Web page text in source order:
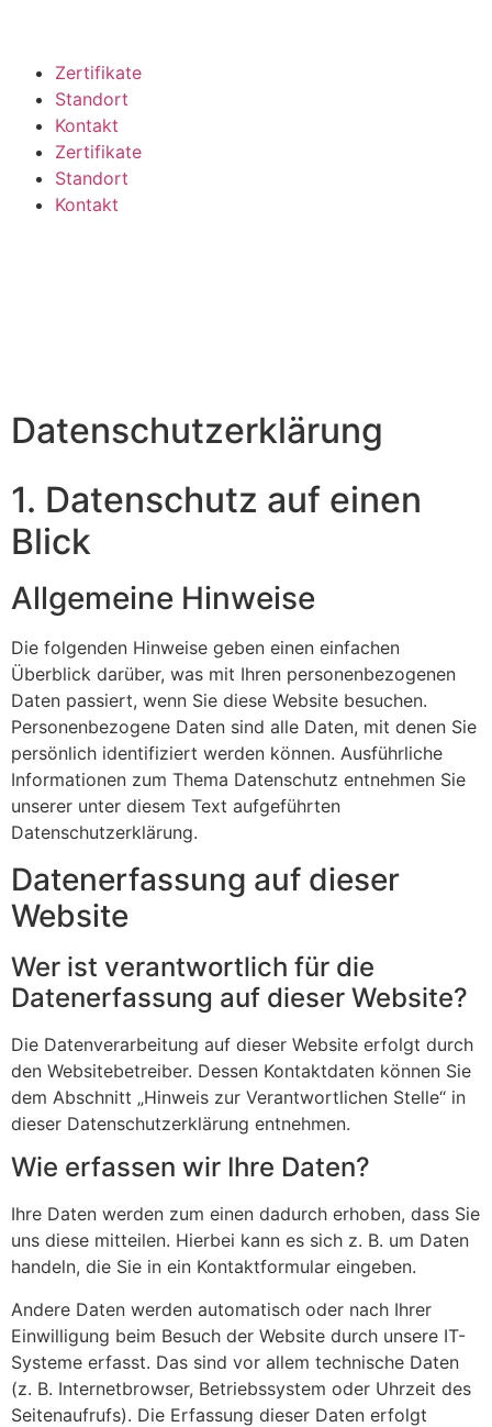
Zertifikate
Standort
Kontakt
Zertifikate
Standort
Kontakt
Datenschutzerklärung
1. Datenschutz auf einen
Blick
Allgemeine Hinweise
Die folgenden Hinweise geben einen einfachen
Überblick darüber, was mit Ihren personenbezogenen
Daten passiert, wenn Sie diese Website besuchen.
Personenbezogene Daten sind alle Daten, mit denen Sie
persönlich identifiziert werden können. Ausführliche
Informationen zum Thema Datenschutz entnehmen Sie
unserer unter diesem Text aufgeführten
Datenschutzerklärung.
Datenerfassung auf dieser
Website
Wer ist verantwortlich für die
Datenerfassung auf dieser Website?
Die Datenverarbeitung auf dieser Website erfolgt durch
den Websitebetreiber. Dessen Kontaktdaten können Sie
dem Abschnitt „Hinweis zur Verantwortlichen Stelle“ in
dieser Datenschutzerklärung entnehmen.
Wie erfassen wir Ihre Daten?
Ihre Daten werden zum einen dadurch erhoben, dass Sie
uns diese mitteilen. Hierbei kann es sich z. B. um Daten
handeln, die Sie in ein Kontaktformular eingeben.
Andere Daten werden automatisch oder nach Ihrer
Einwilligung beim Besuch der Website durch unsere IT-
Systeme erfasst. Das sind vor allem technische Daten
(z. B. Internetbrowser, Betriebssystem oder Uhrzeit des
Seitenaufrufs). Die Erfassung dieser Daten erfolgt